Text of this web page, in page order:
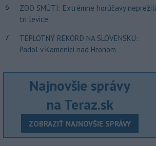
6
ZOO SMÚTI: Extrémne horúčavy neprežili
tri levice
7
TEPLOTNÝ REKORD NA SLOVENSKU:
Padol v Kamenici nad Hronom
Najnovšie správy
na Teraz.sk
ZOBRAZIŤ NAJNOVŠIE SPRÁVY